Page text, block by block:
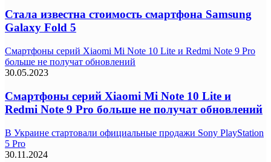
Стала известна стоимость смартфона Samsung
Galaxy Fold 5
Смартфоны серий Xiaomi Mi Note 10 Lite и Redmi Note 9 Pro
больше не получат обновлений
30.05.2023
Смартфоны серий Xiaomi Mi Note 10 Lite и
Redmi Note 9 Pro больше не получат обновлений
В Украине стартовали официальные продажи Sony PlayStation
5 Pro
30.11.2024